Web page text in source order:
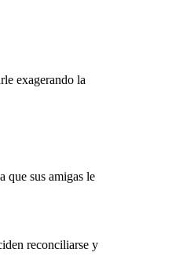
exagerando la
que sus amigas le
reconciliarse y